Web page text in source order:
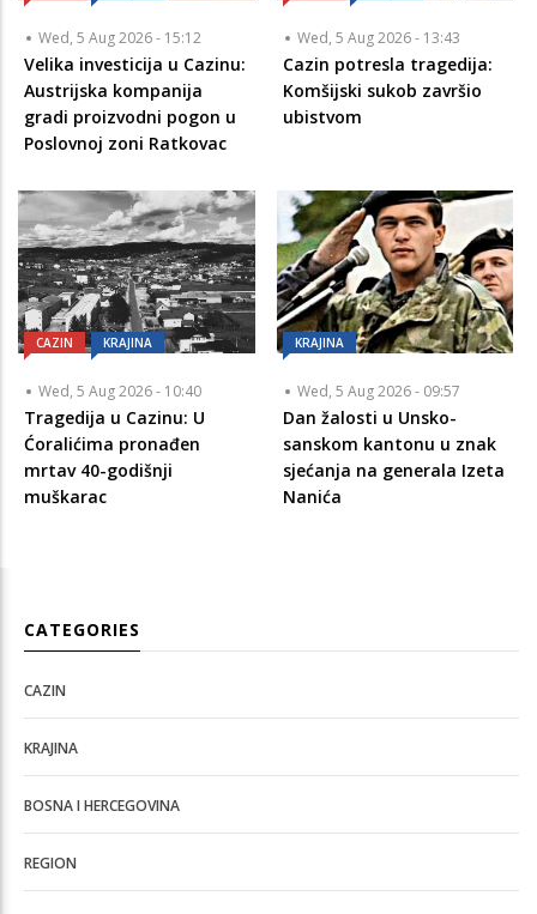
Wed, 5 Aug 2026 - 15:12
Velika investicija u Cazinu:
Austrijska kompanija
gradi proizvodni pogon u
Poslovnoj zoni Ratkovac
Wed, 5 Aug 2026 - 13:43
Cazin potresla tragedija:
Komšijski sukob završio
ubistvom
CAZIN KRAJINA
Wed, 5 Aug 2026 - 10:40
Tragedija u Cazinu: U
Ćoralićima pronađen
mrtav 40-godišnji
muškarac
KRAJINA
Wed, 5 Aug 2026 - 09:57
Dan žalosti u Unsko-
sanskom kantonu u znak
sjećanja na generala Izeta
Nanića
CATEGORIES
CAZIN
KRAJINA
BOSNA I HERCEGOVINA
REGION